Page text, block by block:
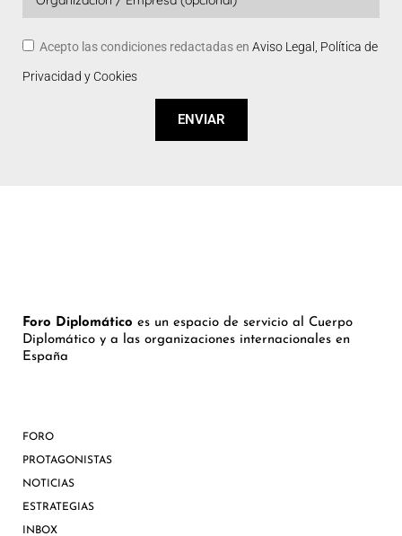
Acepto las condiciones redactadas en Aviso Legal, Política de
Privacidad y Cookies
ENVIAR
Foro Diplomático es un espacio de servicio al Cuerpo
Diplomático y a las organizaciones internacionales en
España
FORO
PROTAGONISTAS
NOTICIAS
ESTRATEGIAS
INBOX